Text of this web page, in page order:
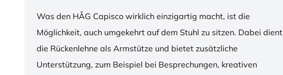
Was den HÅG Capisco wirklich einzigartig macht, ist die
Möglichkeit, auch umgekehrt auf dem Stuhl zu sitzen. Dabei dient
die Rückenlehne als Armstütze und bietet zusätzliche
Unterstützung, zum Beispiel bei Besprechungen, kreativen